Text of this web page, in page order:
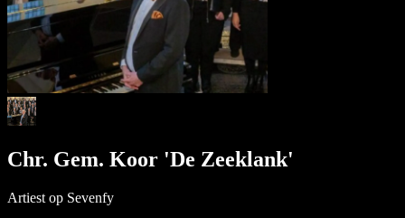
Chr. Gem. Koor 'De Zeeklank'
Artiest op Sevenfy